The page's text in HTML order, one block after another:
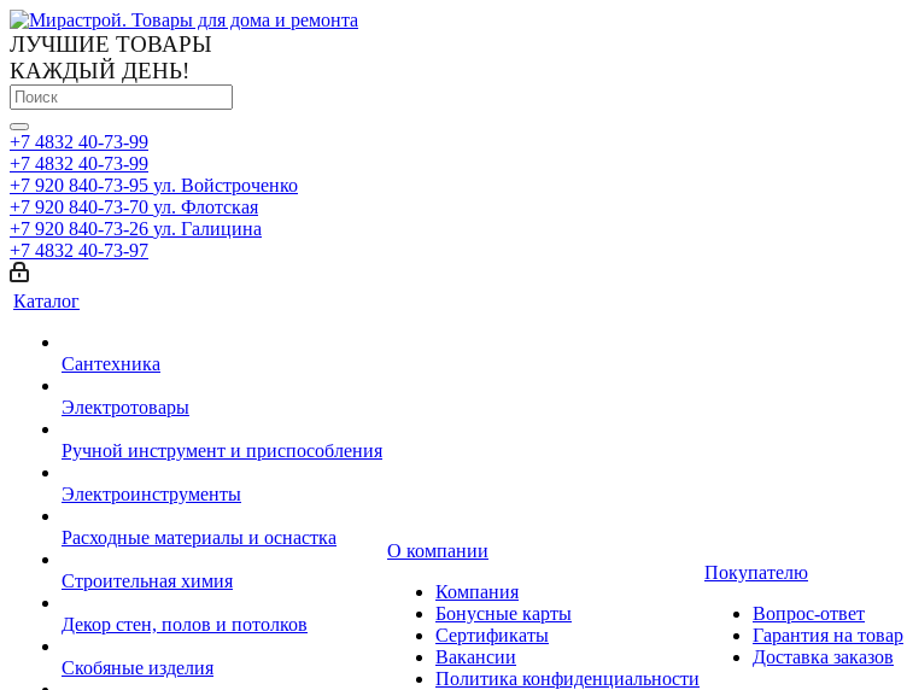
ЛУЧШИЕ ТОВАРЫ
КАЖДЫЙ ДЕНЬ!
+7 4832 40-73-99
+7 4832 40-73-99
+7 920 840-73-95 ул. Войстроченко
+7 920 840-73-70 ул. Флотская
+7 920 840-73-26 ул. Галицина
+7 4832 40-73-97
Каталог
Сантехника
Электротовары
Ручной инструмент и приспособления
Электроинструменты
Расходные материалы и оснастка
Строительная химия
Декор стен, полов и потолков
Скобяные изделия
О компании
Компания
Бонусные карты
Сертификаты
Вакансии
Политика конфиденциальности
Покупателю
Вопрос-ответ
Гарантия на товар
Доставка заказов